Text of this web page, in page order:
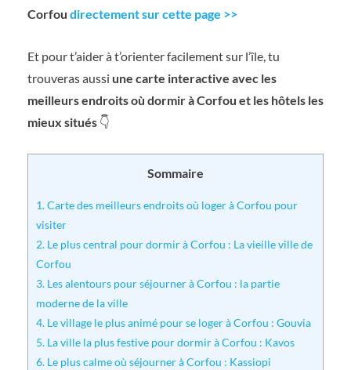
Corfou directement sur cette page >>
Et pour t’aider à t’orienter facilement sur l’île, tu
trouveras aussi une carte interactive avec les
meilleurs endroits où dormir à Corfou et les hôtels les
mieux situés 👇
Sommaire
1.Carte des meilleurs endroits où loger à Corfou pour
visiter
2. Le plus central pour dormir à Corfou : La vieille ville de
Corfou
3. Les alentours pour séjourner à Corfou : la partie
moderne de la ville
4. Le village le plus animé pour se loger à Corfou : Gouvia
5. La ville la plus festive pour dormir à Corfou : Kavos
6. Le plus calme où séjourner à Corfou : Kassiopi